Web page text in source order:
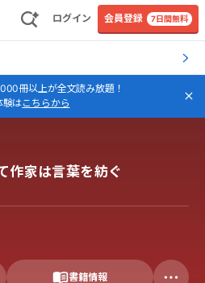
ログイン 会員登録 7日間無料
冊以上が全文読み放題！
験はこちらから
作家は言葉を紡ぐ
書籍情報